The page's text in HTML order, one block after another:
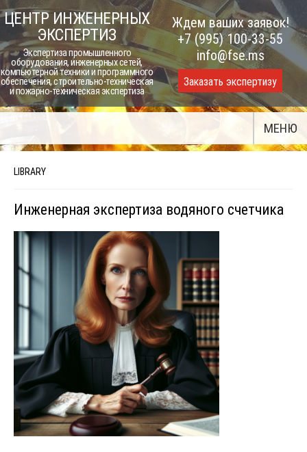
Skip
to
content
ЦЕНТР ИНЖЕНЕРНЫХ
ЭКСПЕРТИЗ
Экспертиза промышленного
оборудования, инженерных сетей,
компьютерной техники и программного
обеспечения, строительно-техническая
и пожарно-техническая экспертиза
Ждем ваших заявок!
+7 (995) 100-33-55
info@fse.ms
Заказать экспертизу
МЕНЮ
LIBRARY
Инженерная экспертиза водяного счетчика